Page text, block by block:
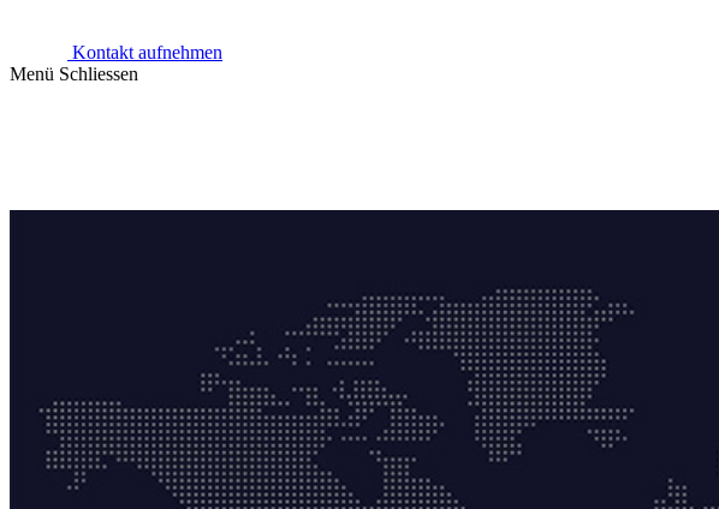
Kontakt aufnehmen
Menü Schliessen